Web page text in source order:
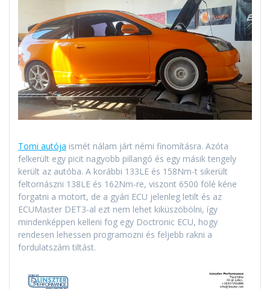
Tomi autója ismét nálam járt némi finomításra. Azóta
felkerült egy picit nagyobb pillangó és egy másik tengely
került az autóba. A korábbi 133LE és 158Nm-t sikerült
feltornászni 138LE és 162Nm-re, viszont 6500 fölé kéne
forgatni a motort, de a gyári ECU jelenleg letilt és az
ECUMaster DET3-al ezt nem lehet kiküszöbölni, így
mindenképpen kelleni fog egy Doctronic ECU, hogy
rendesen lehessen programozni és feljebb rakni a
fordulatszám tiltást.